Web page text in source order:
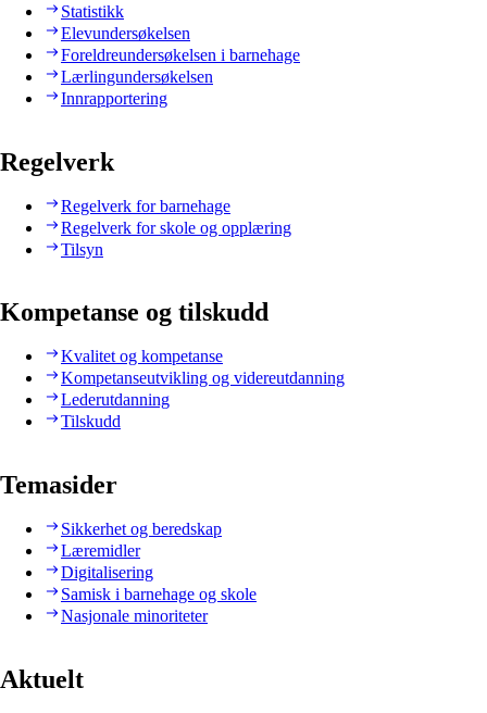
Statistikk
Elevundersøkelsen
Foreldreundersøkelsen i barnehage
Lærlingundersøkelsen
Innrapportering
Regelverk
Regelverk for barnehage
Regelverk for skole og opplæring
Tilsyn
Kompetanse og tilskudd
Kvalitet og kompetanse
Kompetanseutvikling og videreutdanning
Lederutdanning
Tilskudd
Temasider
Sikkerhet og beredskap
Læremidler
Digitalisering
Samisk i barnehage og skole
Nasjonale minoriteter
Aktuelt